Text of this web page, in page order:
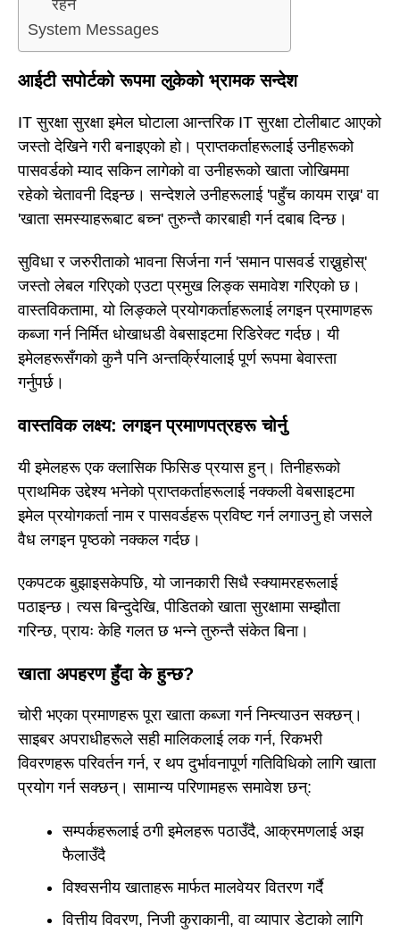
रहने
System Messages
आईटी सपोर्टको रूपमा लुकेको भ्रामक सन्देश
IT सुरक्षा सुरक्षा इमेल घोटाला आन्तरिक IT सुरक्षा टोलीबाट आएको
जस्तो देखिने गरी बनाइएको हो। प्राप्तकर्ताहरूलाई उनीहरूको
पासवर्डको म्याद सकिन लागेको वा उनीहरूको खाता जोखिममा
रहेको चेतावनी दिइन्छ। सन्देशले उनीहरूलाई 'पहुँच कायम राख्न' वा
'खाता समस्याहरूबाट बच्न' तुरुन्तै कारबाही गर्न दबाब दिन्छ।
सुविधा र जरुरीताको भावना सिर्जना गर्न 'समान पासवर्ड राख्नुहोस्'
जस्तो लेबल गरिएको एउटा प्रमुख लिङ्क समावेश गरिएको छ।
वास्तविकतामा, यो लिङ्कले प्रयोगकर्ताहरूलाई लगइन प्रमाणहरू
कब्जा गर्न निर्मित धोखाधडी वेबसाइटमा रिडिरेक्ट गर्दछ। यी
इमेलहरूसँगको कुनै पनि अन्तर्क्रियालाई पूर्ण रूपमा बेवास्ता
गर्नुपर्छ।
वास्तविक लक्ष्य: लगइन प्रमाणपत्रहरू चोर्नु
यी इमेलहरू एक क्लासिक फिसिङ प्रयास हुन्। तिनीहरूको
प्राथमिक उद्देश्य भनेको प्राप्तकर्ताहरूलाई नक्कली वेबसाइटमा
इमेल प्रयोगकर्ता नाम र पासवर्डहरू प्रविष्ट गर्न लगाउनु हो जसले
वैध लगइन पृष्ठको नक्कल गर्दछ।
एकपटक बुझाइसकेपछि, यो जानकारी सिधै स्क्यामरहरूलाई
पठाइन्छ। त्यस बिन्दुदेखि, पीडितको खाता सुरक्षामा सम्झौता
गरिन्छ, प्रायः केहि गलत छ भन्ने तुरुन्तै संकेत बिना।
खाता अपहरण हुँदा के हुन्छ?
चोरी भएका प्रमाणहरू पूरा खाता कब्जा गर्न निम्त्याउन सक्छन्।
साइबर अपराधीहरूले सही मालिकलाई लक गर्न, रिकभरी
विवरणहरू परिवर्तन गर्न, र थप दुर्भावनापूर्ण गतिविधिको लागि खाता
प्रयोग गर्न सक्छन्। सामान्य परिणामहरू समावेश छन्:
सम्पर्कहरूलाई ठगी इमेलहरू पठाउँदै, आक्रमणलाई अझ
फैलाउँदै
विश्वसनीय खाताहरू मार्फत मालवेयर वितरण गर्दै
वित्तीय विवरण, निजी कुराकानी, वा व्यापार डेटाको लागि